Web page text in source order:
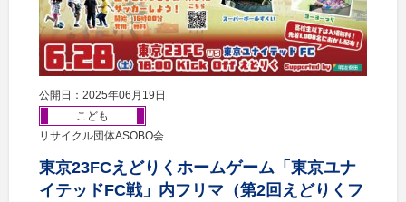
公開日：2025年06月19日
こども
リサイクル団体ASOBO会
東京23FCえどりくホームゲーム「東京ユナ
イテッドFC戦」内フリマ（第2回えどりくフ